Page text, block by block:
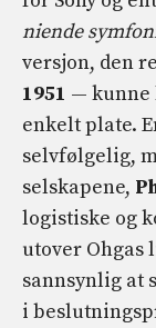
niende
versjon, den
1951 — kunne
enkelt plate.
selvfølgelig,
selskapene,
logistiske og
utover Ohgas
sannsynlig at
i